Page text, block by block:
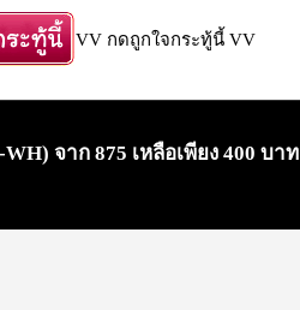
VV กดถูกใจกระทู้นี้ VV
จาก 875 เหลือเพียง 400 บาท